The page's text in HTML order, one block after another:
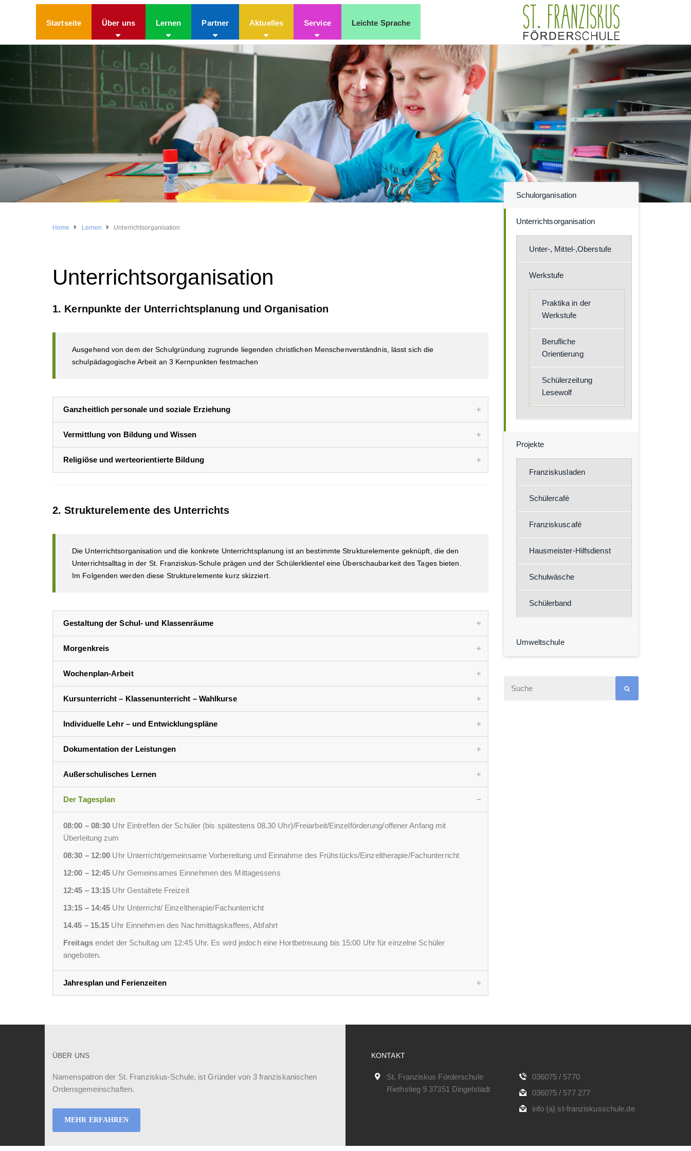
Startseite Über uns Lernen Partner Aktuelles Service Leichte Sprache
Home Lernen Unterrichtsorganisation
Unterrichtsorganisation
1. Kernpunkte der Unterrichtsplanung und Organisation
Ausgehend von dem der Schulgründung zugrunde liegenden christlichen Menschenverständnis, lässt sich die
schulpädagogische Arbeit an 3 Kernpunkten festmachen
Ganzheitlich personale und soziale Erziehung
Vermittlung von Bildung und Wissen
Religiöse und werteorientierte Bildung
2. Strukturelemente des Unterrichts
Die Unterrichtsorganisation und die konkrete Unterrichtsplanung ist an bestimmte Strukturelemente geknüpft, die den
Unterrichtsalltag in der St. Franziskus-Schule prägen und der Schülerklientel eine Überschaubarkeit des Tages bieten.
Im Folgenden werden diese Strukturelemente kurz skizziert.
Gestaltung der Schul- und Klassenräume
Morgenkreis
Wochenplan-Arbeit
Kursunterricht – Klassenunterricht – Wahlkurse
Individuelle Lehr – und Entwicklungspläne
Dokumentation der Leistungen
Außerschulisches Lernen
Der Tagesplan
08:00 – 08:30 Uhr Eintreffen der Schüler (bis spätestens 08.30 Uhr)/Freiarbeit/Einzelförderung/offener Anfang mit
Überleitung zum
08:30 – 12:00 Uhr Unterricht/gemeinsame Vorbereitung und Einnahme des Frühstücks/Einzeltherapie/Fachunterricht
12:00 – 12:45 Uhr Gemeinsames Einnehmen des Mittagessens
12:45 – 13:15 Uhr Gestaltete Freizeit
13:15 – 14:45 Uhr Unterricht/ Einzeltherapie/Fachunterricht
14.45 – 15.15 Uhr Einnehmen des Nachmittagskaffees, Abfahrt
Freitagsendet der Schultag um 12:45 Uhr. Es wird jedoch eine Hortbetreuung bis 15:00 Uhr für einzelne Schüler
angeboten.
Jahresplan und Ferienzeiten
Schulorganisation
Unterrichtsorganisation
Unter-, Mittel-,Oberstufe
Werkstufe
Praktika in der
Werkstufe
Berufliche
Orientierung
Schülerzeitung
Lesewolf
Projekte
Franziskusladen
Schülercafé
Franziskuscafé
Hausmeister-Hilfsdienst
Schulwäsche
Schülerband
Umweltschule
ÜBER UNS
Namenspatron der St. Franziskus-Schule, ist Gründer von 3 franziskanischen
Ordensgemeinschaften.
MEHR ERFAHREN
KONTAKT
St. Franziskus Förderschule
Riethstieg 9 37351 Dingelstädt
036075 / 5770
036075 / 577 277
info {a} st-franziskusschule.de